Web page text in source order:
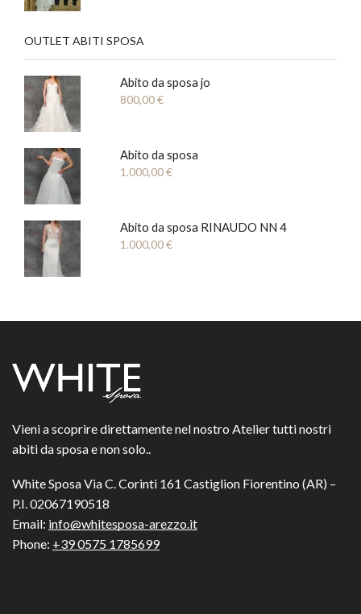
OUTLET ABITI SPOSA
Abito da sposa jo
800,00€
Abito da sposa
1.000,00€
Abito da sposa RINAUDO NN 4
1.000,00€
Vieni a scoprire direttamente nel nostro Atelier tutti nostri
abiti da sposa e non solo..
White Sposa Via C. Corinti 161 Castiglion Fiorentino (AR) –
P.I. 02067190518
Email: info@whitesposa-arezzo.it
Phone: +39 0575 1785699